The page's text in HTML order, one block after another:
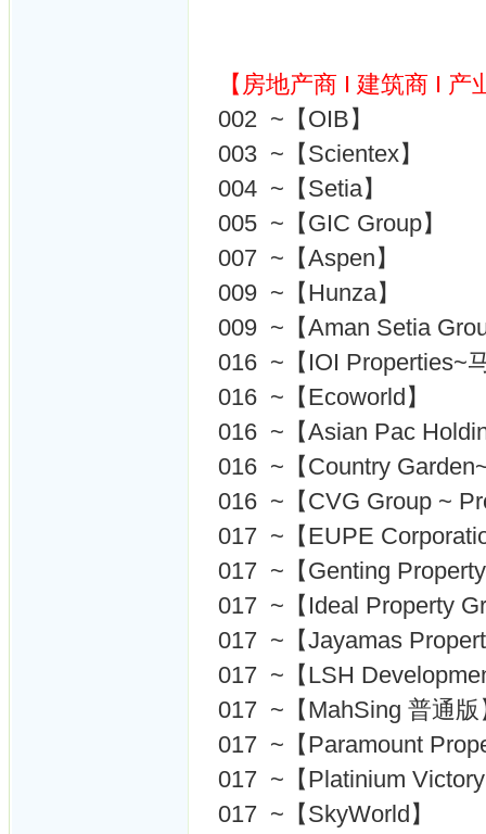
【房地产商 I 建筑商 I 产
002 ~【OIB】
003 ~【Scientex】
004 ~【Setia】
005 ~【GIC Group】
007 ~【Aspen】
009 ~【Hunza】
009 ~【Aman Setia
016 ~【IOI Properties~
016 ~【Ecoworld】
016 ~【Asian Pac
016 ~【Country
016 ~【CVG Group ~
017 ~【EUPE
017 ~【Genting
017 ~【Ideal Property
017 ~【Jayamas
017 ~【LSH
017 ~【MahSing 普通版
017 ~【Paramount
017 ~【Platinium
017 ~【SkyWorld】